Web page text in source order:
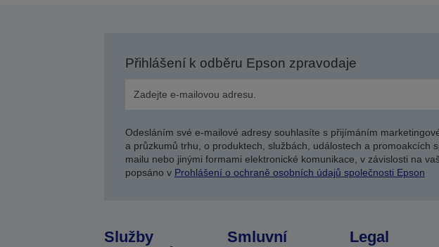
Přihlášení k odběru Epson zpravodaje
Odesláním své e-mailové adresy souhlasíte s přijímáním
a průzkumů trhu, o produktech, službách, událostech a promoakcích
mailu nebo jinými formami elektronické komunikace, v závislosti na
popsáno v Prohlášení o ochraně osobních údajů společnosti Epson
Služby
Smluvní
Legal